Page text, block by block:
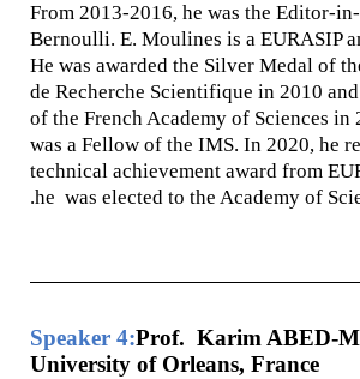
From 2013-2016, he was the Editor-
Bernoulli. E. Moulines is a EURASIP
He was awarded the Silver Medal of
de Recherche Scientifique in 2010
of the French Academy of Sciences in
was a Fellow of the IMS. In 2020, he
technical achievement award from
he was elected to the Academy of
Speaker 4:Prof. Karim ABED-
University of Orleans, France